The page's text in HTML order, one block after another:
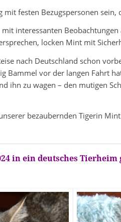
mit festen Bezugspersonen
interessanten
locken Mint mit
nach Deutschland schon
Bammel vor der langen Fahrt
ihn zu wagen – den mutigen
bezaubernden Tigerin
in ein deutsches